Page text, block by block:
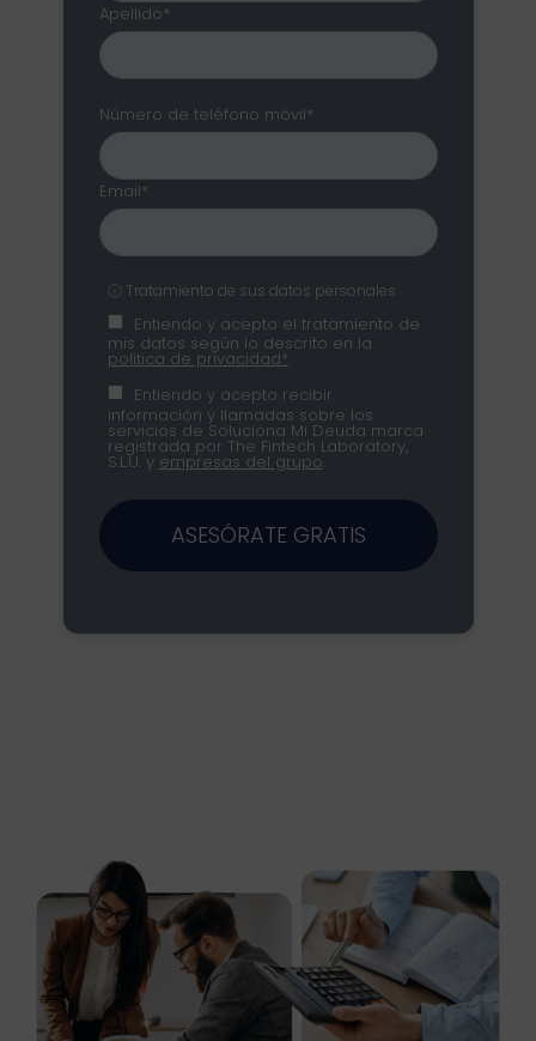
Apellido*
Número de teléfono móvil*
Email*
ⓘ Tratamiento de sus datos personales
Entiendo y acepto el tratamiento de
mis datos según lo descrito en la
política de privacidad*
Entiendo y acepto recibir
información y llamadas sobre los
servicios de Soluciona Mi Deuda marca
registrada por The Fintech Laboratory,
S.L.U. y empresas del grupo
ASESÓRATE GRATIS